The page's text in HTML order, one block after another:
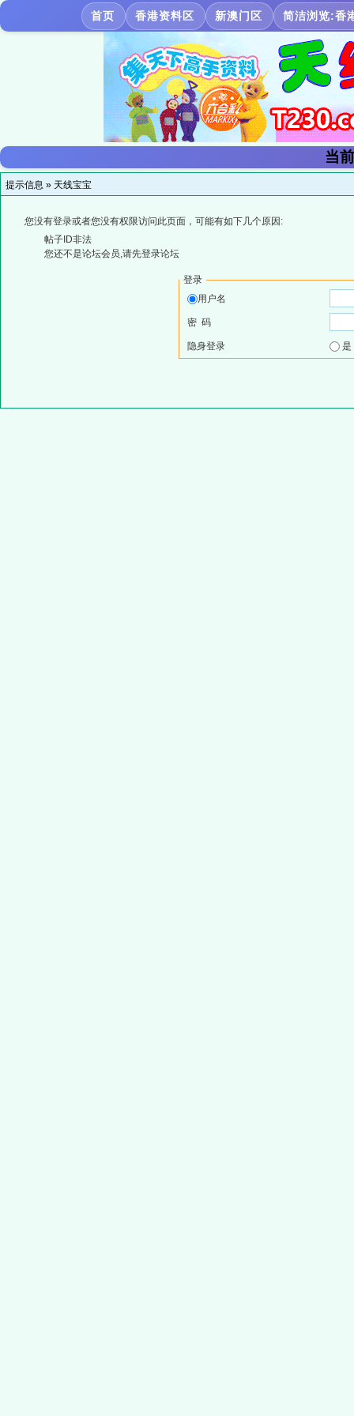
首页 香港资料区 新澳门区 简洁浏览:香
当
提示信息 » 天线宝宝
您没有登录或者您没有权限访问此页面，可能有如下几个原因:
帖子ID非法
您还不是论坛会员,请先登录论坛
登录
用户名
密 码
隐身登录